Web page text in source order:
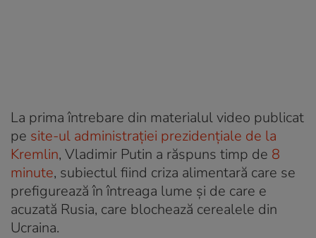
La prima întrebare din materialul video publicat
pe site-ul administrației prezidențiale de la
Kremlin, Vladimir Putin a răspuns timp de 8
minute, subiectul fiind criza alimentară care se
prefigurează în întreaga lume și de care e
acuzată Rusia, care blochează cerealele din
Ucraina.